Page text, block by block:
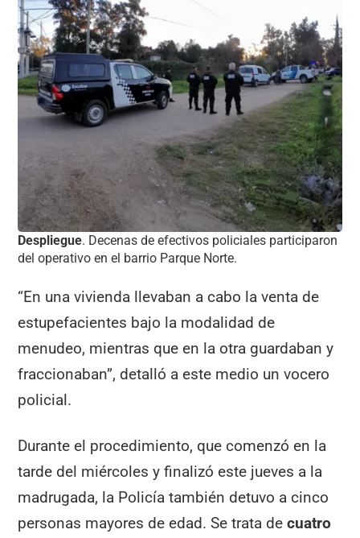
Despliegue. Decenas de efectivos policiales participaron
del operativo en el barrio Parque Norte.
“En una vivienda llevaban a cabo la venta de
estupefacientes bajo la modalidad de
menudeo, mientras que en la otra guardaban y
fraccionaban”, detalló a este medio un vocero
policial.
Durante el procedimiento, que comenzó en la
tarde del miércoles y finalizó este jueves a la
madrugada, la Policía también detuvo a cinco
personas mayores de edad. Se trata de cuatro